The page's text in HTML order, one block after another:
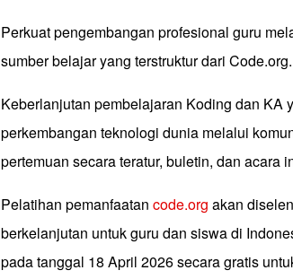
Perkuat pengembangan profesional guru
sumber belajar yang terstruktur dari Code.org.
Keberlanjutan pembelajaran Koding dan KA
perkembangan teknologi dunia melalui
pertemuan secara teratur, buletin, dan acara
Pelatihan pemanfaatan code.org akan
berkelanjutan untuk guru dan siswa di
pada tanggal 18 April 2026 secara gratis